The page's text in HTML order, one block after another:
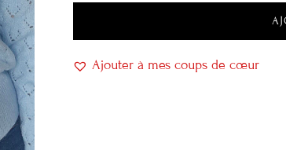
Ajouter à mes coups de cœur